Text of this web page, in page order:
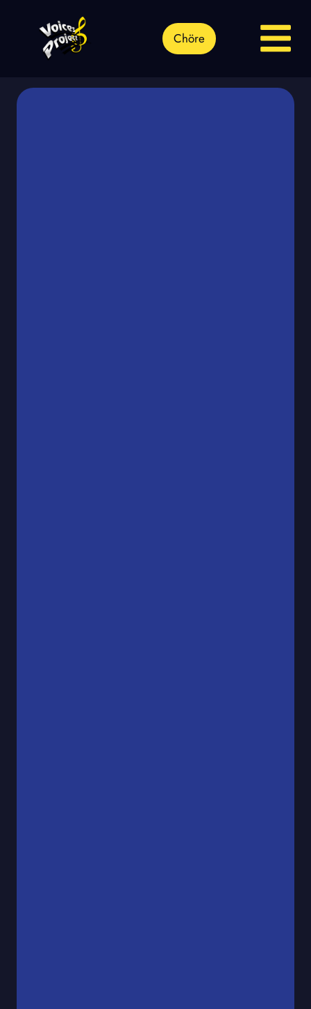
Chöre